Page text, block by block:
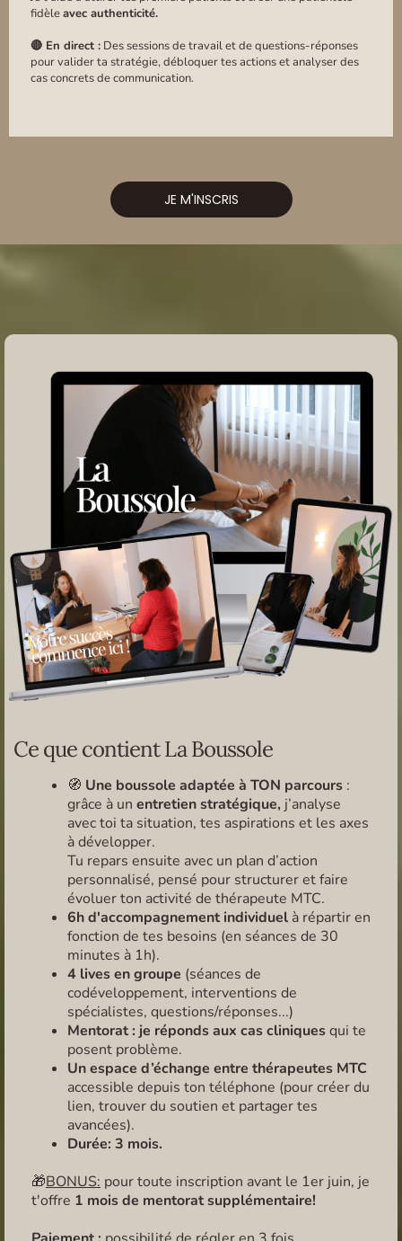
fidèleavec authenticité.
🔴 En direct : Des sessions de travail et de questions-réponses
pour valider ta stratégie, débloquer tes actions et analyser des
cas concrets de communication.
JE M'INSCRIS
Ce que contient La Boussole
🧭 Une boussole adaptée à TON parcours :
grâce à un entretien stratégique, j’analyse
avec toi ta situation, tes aspirations et les axes
à développer.
Tu repars ensuite avec un plan d’action
personnalisé, pensé pour structurer et faire
évoluer ton activité de thérapeute MTC.
6h d'accompagnement individuel à répartir en
fonction de tes besoins (en séances de 30
minutes à 1h).
4 lives en groupe (séances de
codéveloppement, interventions de
spécialistes, questions/réponses...)
Mentorat : je réponds aux cas cliniquesqui te
posent problème.
Un espace d’échange entre thérapeutes MTC
accessible depuis ton téléphone (pour créer du
lien, trouver du soutien et partager tes
avancées).
Durée: 3 mois.
🎁BONUS: pour toute inscription avant le 1er juin, je
t'offre 1 mois de mentorat supplémentaire!